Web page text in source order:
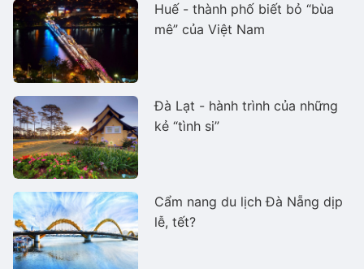
Huế - thành phố biết bỏ “bùa
mê” của Việt Nam
Đà Lạt - hành trình của những
kẻ “tình si”
Cẩm nang du lịch Đà Nẵng dịp
lễ, tết?